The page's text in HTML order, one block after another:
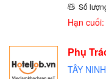
Số
Hạn cuối:
Phụ
TÂY